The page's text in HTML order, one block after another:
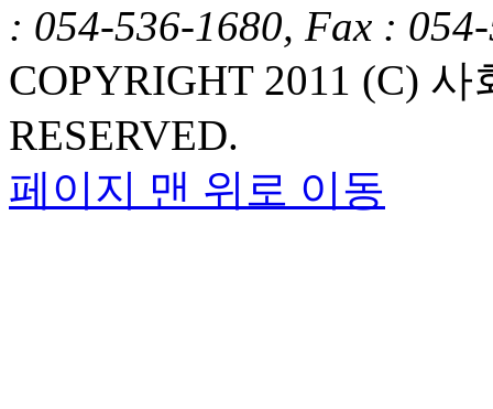
: 054-536-1680, Fax :
COPYRIGHT 2011 (C)
RESERVED.
페이지 맨 위로 이동